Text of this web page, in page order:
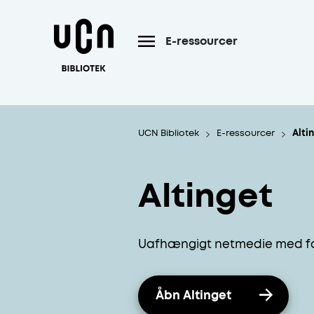
E-ressourcer
UCN Bibliotek E-ressourcer
Altinget
Uafhængigt netmedie med
Åbn Altinget